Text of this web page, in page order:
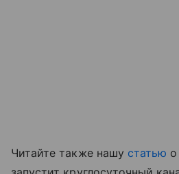
Читайте также нашу статью